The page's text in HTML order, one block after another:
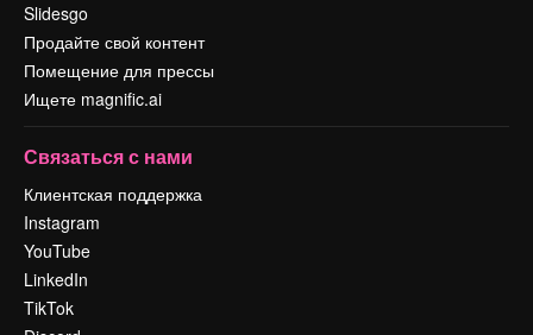
Slidesgo
Продайте свой контент
Помещение для прессы
Ищете magnific.ai
Связаться с нами
Клиентская поддержка
Instagram
YouTube
LinkedIn
TikTok